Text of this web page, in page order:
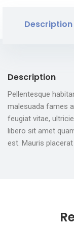
Description
Description
Pellentesque
malesuada fames
feugiat vitae,
libero sit amet
est. Mauris